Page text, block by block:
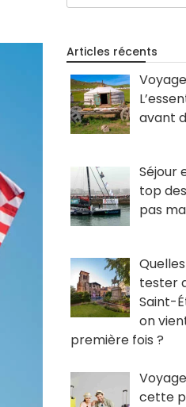
Articles récents
avant
Séjour
top
pas
tester
Saint-
on
première fois ?
cette